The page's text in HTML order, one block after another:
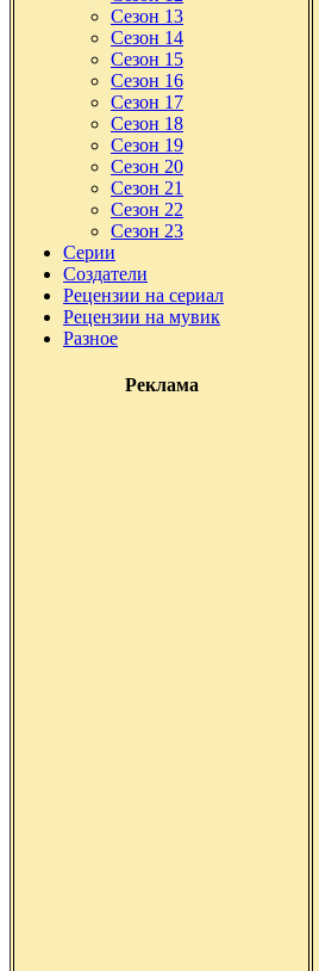
Сезон 13
Сезон 14
Сезон 15
Сезон 16
Сезон 17
Сезон 18
Сезон 19
Сезон 20
Сезон 21
Сезон 22
Сезон 23
Серии
Создатели
Рецензии на сериал
Рецензии на мувик
Разное
Реклама